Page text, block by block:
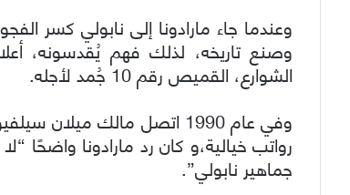
وعندما جاء مارادونا إلى نابولي كسر
وصنع تاريخه، لذلك فهم يُقدسونه،
الشوارع، القميص رقم 10 جُمد لأجله.
وفي عام 1990 اتصل مالك
رواتب خيالية،و كان رد مارادونا واضحًا
جماهير نابولي”.